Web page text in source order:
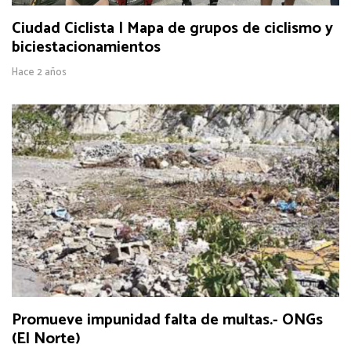
Ciudad Ciclista | Mapa de grupos de ciclismo y
biciestacionamientos
Hace 2 años
Promueve impunidad falta de multas.- ONGs
(El Norte)